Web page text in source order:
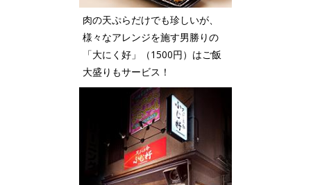
肉の天ぷらだけでも珍しいが、
様々なアレンジを施す男勝りの
「大にく好」（1500円）はご飯
大盛りもサービス！